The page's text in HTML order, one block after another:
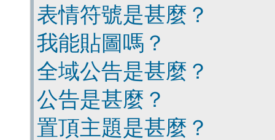
表情符號是甚麼？
我能貼圖嗎？
全域公告是甚麼？
公告是甚麼？
置頂主題是甚麼？